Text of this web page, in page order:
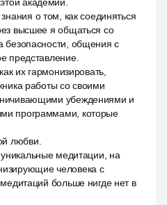
о том, как соединяться
высшее я общаться со
безопасности, общения с
представление.
их гармонизировать,
работы со своими
убеждениями и
программами, которые
любви.
медитации, на
человека с
больше нигде нет в